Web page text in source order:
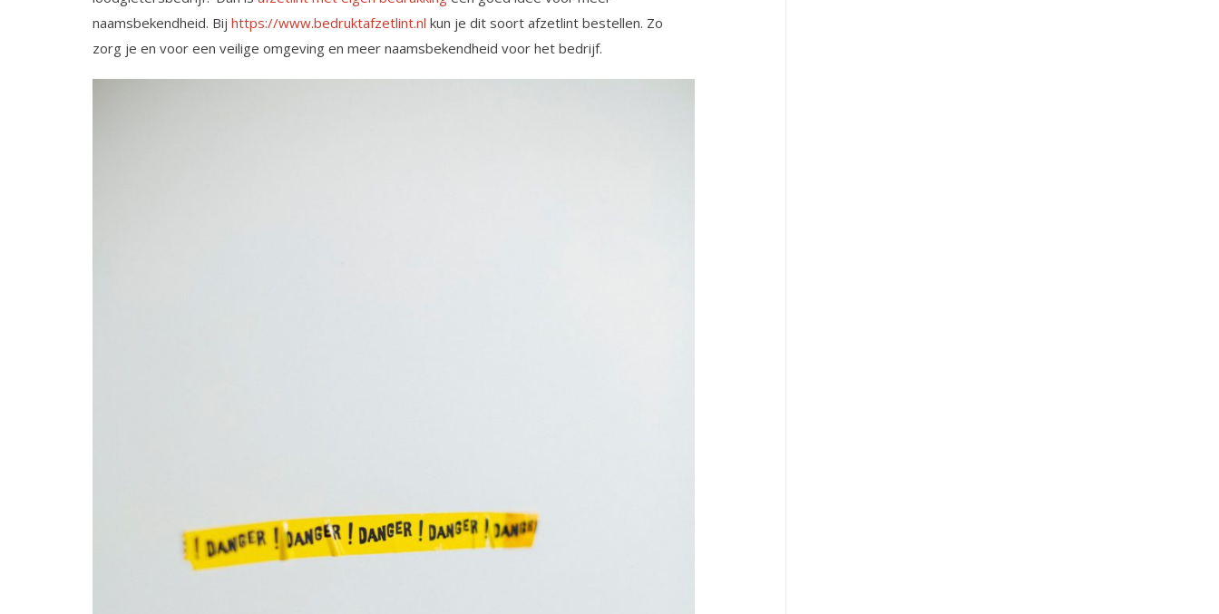
naamsbekendheid. Bij https://www.bedruktafzetlint.nl kun je dit soort afzetlint bestellen. Zo
zorg je en voor een veilige omgeving en meer naamsbekendheid voor het bedrijf.